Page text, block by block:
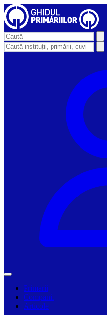
Primarii
Companii
Articole